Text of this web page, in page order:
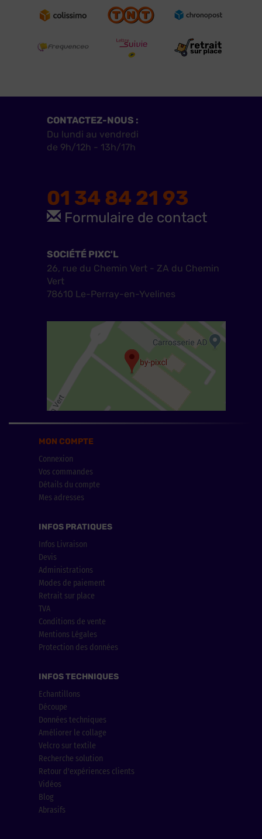
CONTACTEZ-NOUS :
Du lundi au vendredi
de 9h/12h - 13h/17h
01 34 84 21 93
Formulaire de contact
SOCIÉTÉ PIXC'L
26, rue du Chemin Vert - ZA du Chemin
Vert
78610 Le-Perray-en-Yvelines
MON COMPTE
Connexion
Vos commandes
Détails du compte
Mes adresses
INFOS PRATIQUES
Infos Livraison
Devis
Administrations
Modes de paiement
Retrait sur place
TVA
Conditions de vente
Mentions Légales
Protection des données
INFOS TECHNIQUES
Echantillons
Découpe
Données techniques
Améliorer le collage
Velcro sur textile
Recherche solution
Retour d'expériences clients
Vidéos
Blog
Abrasifs